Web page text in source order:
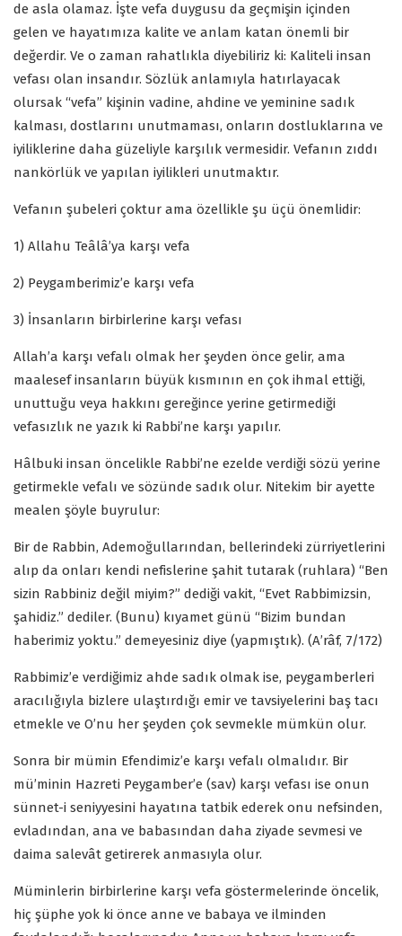
de asla olamaz. İşte vefa duygusu da geçmişin içinden
gelen ve hayatımıza kalite ve anlam katan önemli bir
değerdir. Ve o zaman rahatlıkla diyebiliriz ki: Kaliteli insan
vefası olan insandır. Sözlük anlamıyla hatırlayacak
olursak “vefa” kişinin vadine, ahdine ve yeminine sadık
kalması, dostlarını unutmaması, onların dostluklarına ve
iyiliklerine daha güzeliyle karşılık vermesidir. Vefanın zıddı
nankörlük ve yapılan iyilikleri unutmaktır.
Vefanın şubeleri çoktur ama özellikle şu üçü önemlidir:
1) Allahu Teâlâ’ya karşı vefa
2) Peygamberimiz’e karşı vefa
3) İnsanların birbirlerine karşı vefası
Allah’a karşı vefalı olmak her şeyden önce gelir, ama
maalesef insanların büyük kısmının en çok ihmal ettiği,
unuttuğu veya hakkını gereğince yerine getirmediği
vefasızlık ne yazık ki Rabbi’ne karşı yapılır.
Hâlbuki insan öncelikle Rabbi’ne ezelde verdiği sözü yerine
getirmekle vefalı ve sözünde sadık olur. Nitekim bir ayette
mealen şöyle buyrulur:
Bir de Rabbin, Ademoğullarından, bellerindeki zürriyetlerini
alıp da onları kendi nefislerine şahit tutarak (ruhlara) “Ben
sizin Rabbiniz değil miyim?” dediği vakit, “Evet Rabbimizsin,
şahidiz.” dediler. (Bunu) kıyamet günü “Bizim bundan
haberimiz yoktu.” demeyesiniz diye (yapmıştık). (A’râf, 7/172)
Rabbimiz’e verdiğimiz ahde sadık olmak ise, peygamberleri
aracılığıyla bizlere ulaştırdığı emir ve tavsiyelerini baş tacı
etmekle ve O’nu her şeyden çok sevmekle mümkün olur.
Sonra bir mümin Efendimiz’e karşı vefalı olmalıdır. Bir
mü’minin Hazreti Peygamber’e (sav) karşı vefası ise onun
sünnet-i seniyyesini hayatına tatbik ederek onu nefsinden,
evladından, ana ve babasından daha ziyade sevmesi ve
daima salevât getirerek anmasıyla olur.
Müminlerin birbirlerine karşı vefa göstermelerinde öncelik,
hiç şüphe yok ki önce anne ve babaya ve ilminden